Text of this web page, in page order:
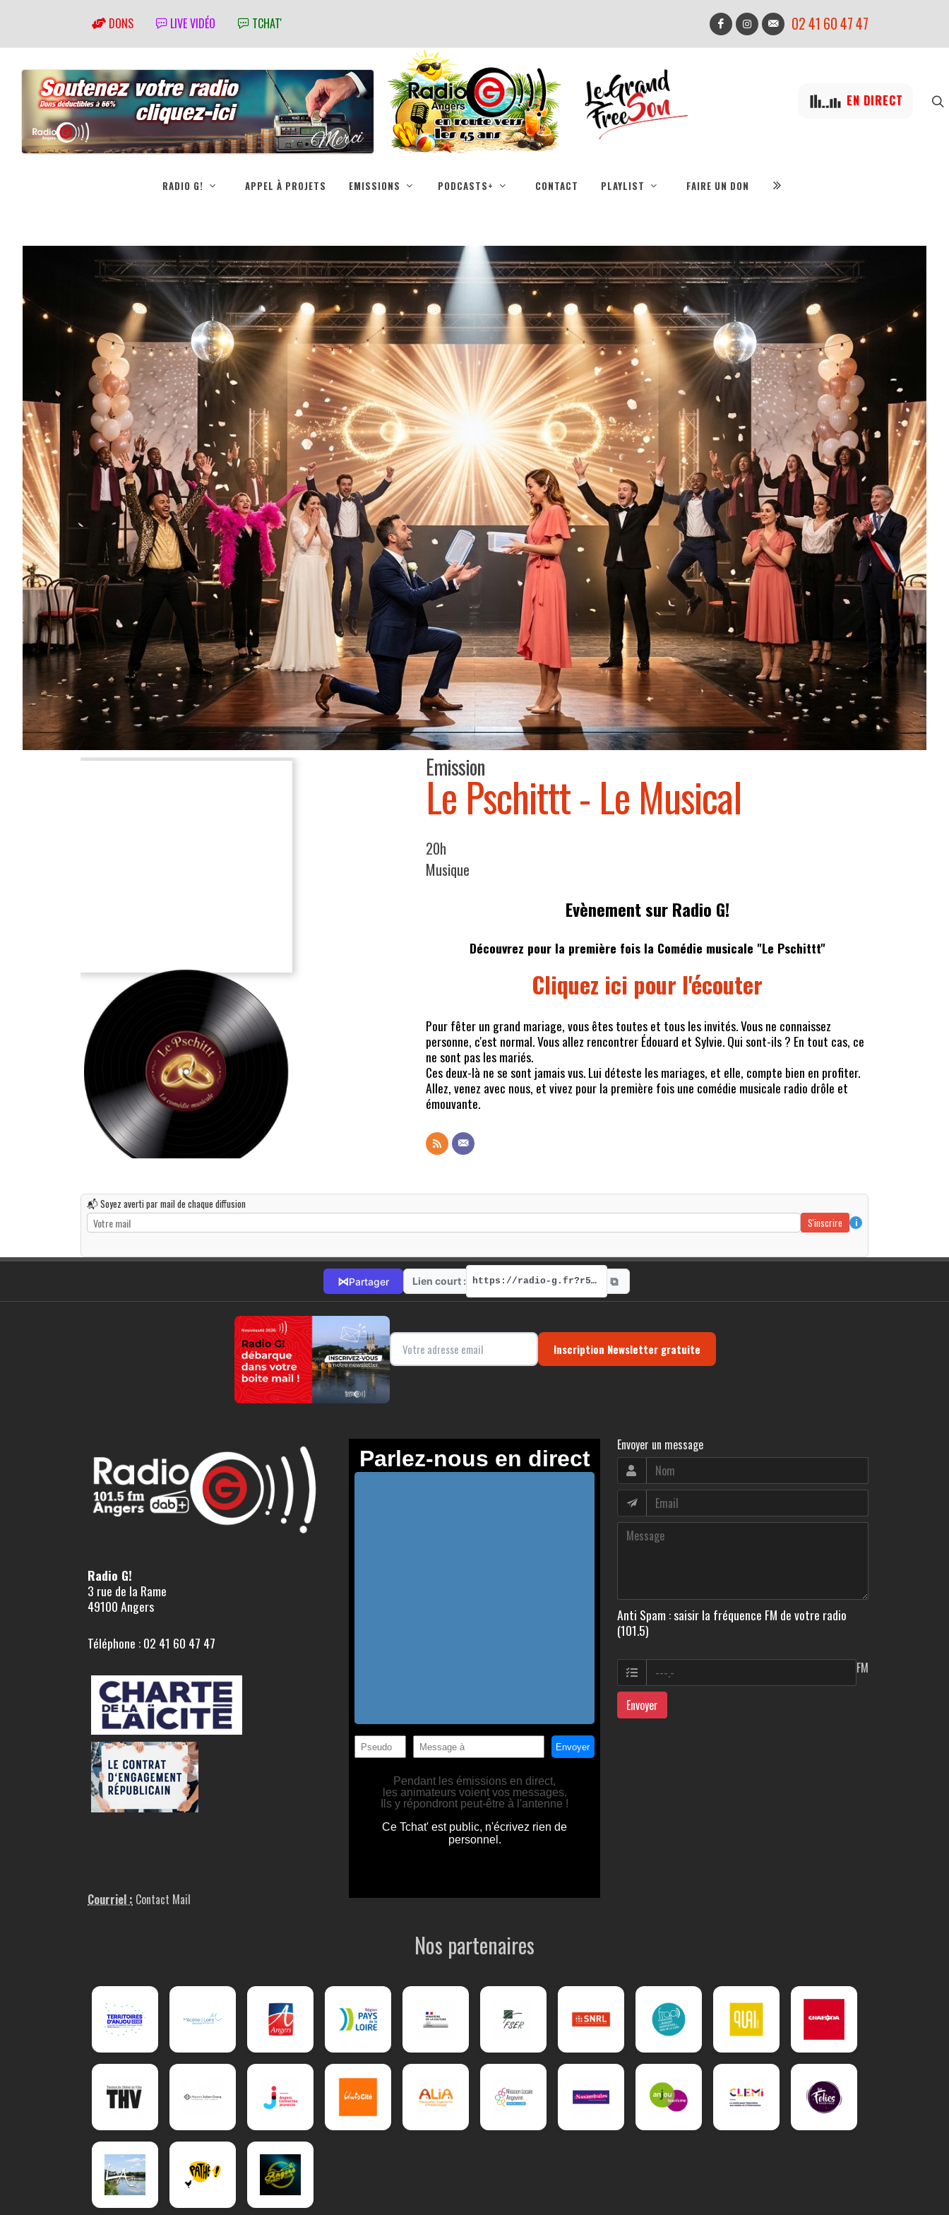
DONS LIVE VIDÉO TCHAT' 02 41 60 47 47
EN DIRECT
RADIO G! APPEL À PROJETS EMISSIONS PODCASTS+ CONTACT PLAYLIST FAIRE UN DON
Emission
Le Pschittt - Le Musical
20h
Musique
Evènement sur Radio G!
Découvrez pour la première fois la Comédie musicale "Le Pschittt"
Cliquez ici pour l'écouter
Pour fêter un grand mariage, vous êtes toutes et tous les invités. Vous ne connaissez
personne, c'est normal. Vous allez rencontrer Édouard et Sylvie. Qui sont-ils ? En tout cas, ce
ne sont pas les mariés.
Ces deux-là ne se sont jamais vus. Lui déteste les mariages, et elle, compte bien en profiter.
Allez, venez avec nous, et vivez pour la première fois une comédie musicale radio drôle et
émouvante.
📬 Soyez averti par mail de chaque diffusion
S'inscrire
i
⋈Partager Lien court : https://radio-g.fr?r528 ⧉
Inscription Newsletter gratuite
Radio G!
3 rue de la Rame
49100 Angers
Téléphone : 02 41 60 47 47
Courriel : Contact Mail
Envoyer un message
Anti Spam : saisir la fréquence FM de votre radio
(101.5)
FM
Envoyer
Nos partenaires